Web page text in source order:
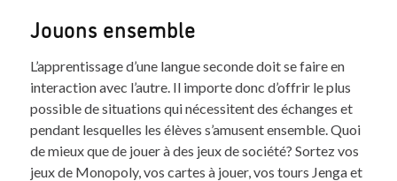
Jouons ensemble
L’apprentissage d’une langue seconde doit se faire en
interaction avec l’autre. Il importe donc d’offrir le plus
possible de situations qui nécessitent des échanges et
pendant lesquelles les élèves s’amusent ensemble. Quoi
de mieux que de jouer à des jeux de société? Sortez vos
jeux de Monopoly, vos cartes à jouer, vos tours Jenga et